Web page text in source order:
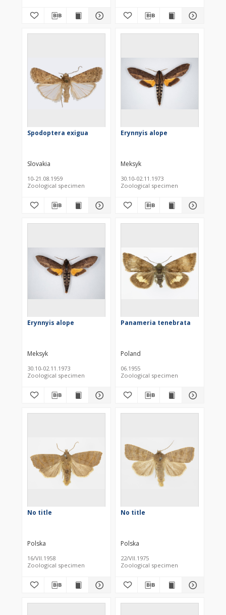
Spodoptera exigua
Slovakia
10-21.08.1959
Zoological specimen
Erynnyis alope
Meksyk
30.10-02.11.1973
Zoological specimen
Erynnyis alope
Meksyk
30.10-02.11.1973
Zoological specimen
Panameria tenebrata
Poland
06.1955
Zoological specimen
No title
Polska
16/VII.1958
Zoological specimen
No title
Polska
22/VII.1975
Zoological specimen